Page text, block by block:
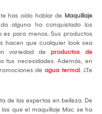
has oído hablar de Maquillaje
alguna ha conquistado los
para menos. Sus productos
hacen que cualquier look sea
variedad de productos de
necesidades. Además, en
de agua termal. ¿Te
de las expertas en belleza. De
que el maquillaje Mac se ha